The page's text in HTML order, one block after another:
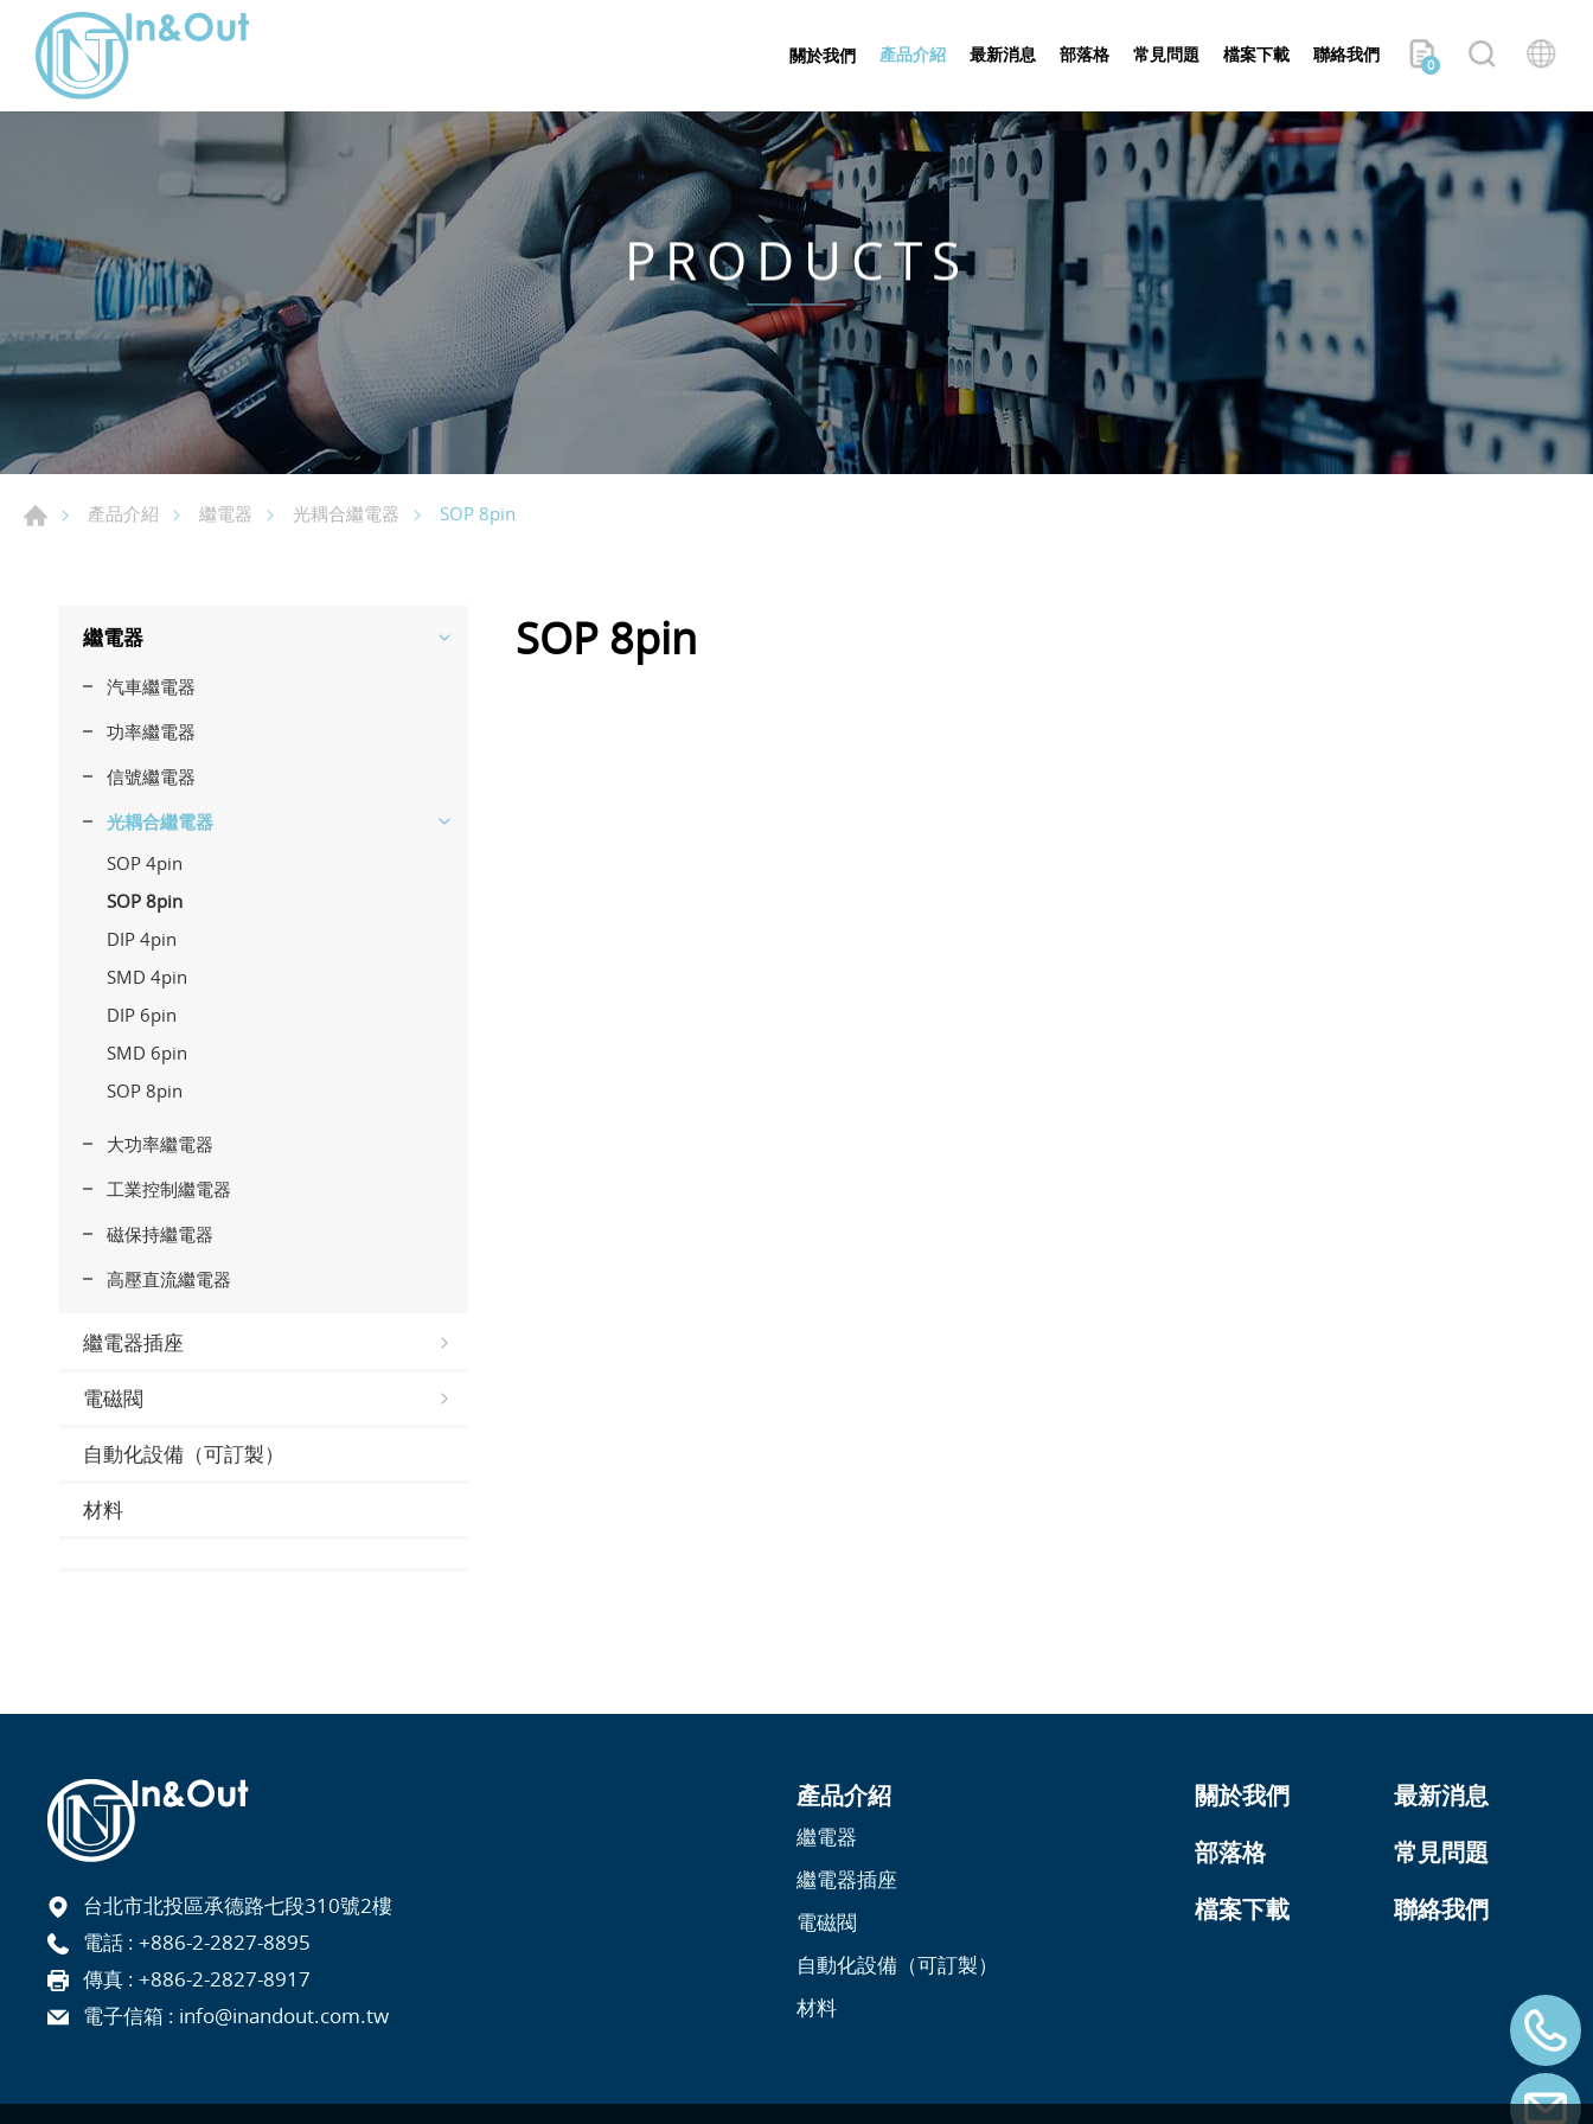
關於我們 產品介紹 最新消息 部落格 常見問題 檔案下載 聯絡我們 0
PRODUCTS
產品介紹 繼電器 光耦合繼電器 SOP 8pin
繼電器
汽車繼電器
功率繼電器
信號繼電器
光耦合繼電器
SOP 4pin
SOP 8pin
DIP 4pin
SMD 4pin
DIP 6pin
SMD 6pin
SOP 8pin
大功率繼電器
工業控制繼電器
磁保持繼電器
高壓直流繼電器
繼電器插座
電磁閥
自動化設備（可訂製）
材料
SOP 8pin
產品介紹
繼電器
繼電器插座
電磁閥
自動化設備（可訂製）
材料
關於我們
最新消息
部落格
常見問題
檔案下載
聯絡我們
台北市北投區承德路七段310號2樓
電話 : +886-2-2827-8895
傳真 : +886-2-2827-8917
電子信箱 : info@inandout.com.tw